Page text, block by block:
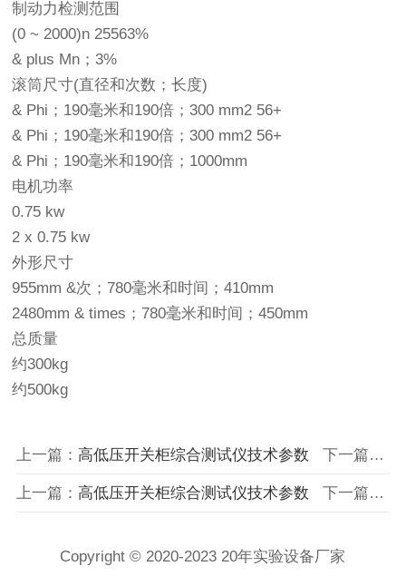
制动力检测范围
(0 ~ 2000)n 25563%
& plus Mn；3%
滚筒尺寸(直径和次数；长度)
& Phi；190毫米和190倍；300 mm2 56+
& Phi；190毫米和190倍；300 mm2 56+
& Phi；190毫米和190倍；1000mm
电机功率
0.75 kw
2 x 0.75 kw
外形尺寸
955mm &次；780毫米和时间；410mm
2480mm & times；780毫米和时间；450mm
总质量
约300kg
约500kg
上一篇： 高低压开关柜综合测试仪技术参数 下一篇：
上一篇： 高低压开关柜综合测试仪技术参数 下一篇：
Copyright © 2020-2023 20年实验设备厂家